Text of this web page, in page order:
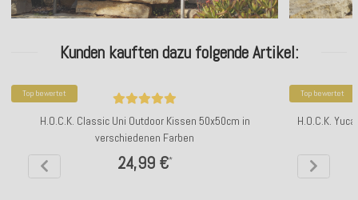
Kunden kauften dazu folgende Artikel:
Top bewertet
H.O.C.K. Classic Uni Outdoor Kissen 50x50cm in
verschiedenen Farben
24,99 €*
Top bewertet
H.O.C.K.